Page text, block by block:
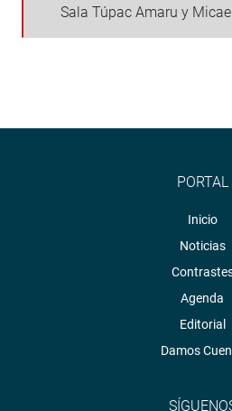
Sala Túpac Amaru y
PORTAL
Inicio
Noticias
Agenda
Editorial
Damos